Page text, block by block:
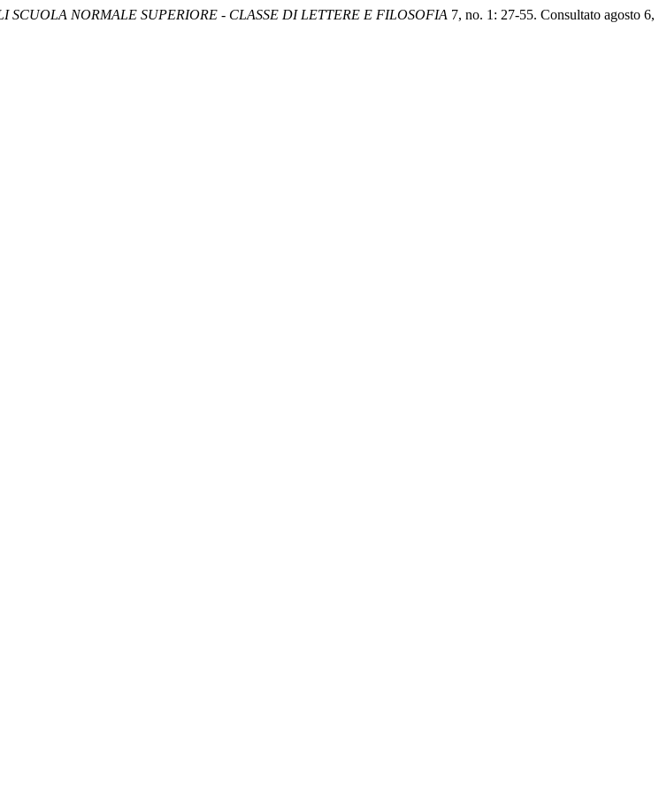
SCUOLA NORMALE SUPERIORE - CLASSE DI LETTERE E FILOSOFIA 7, no. 1: 27-55. Consultato agosto 6,